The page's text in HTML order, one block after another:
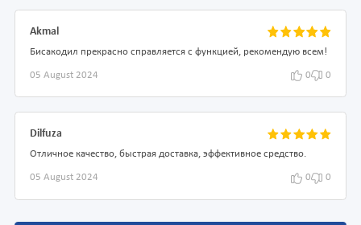
Akmal
Бисакодил прекрасно справляется с функцией, рекомендую всем!
05 August 2024 0 0
Dilfuza
Отличное качество, быстрая доставка, эффективное средство.
05 August 2024 0 0